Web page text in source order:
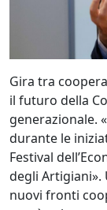
Gira tra
il futuro della
generazionale.
durante le
Festival
degli Artigiani».
nuovi fronti